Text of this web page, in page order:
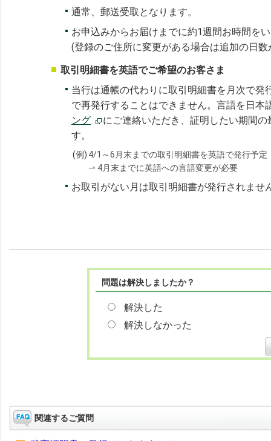
通常、郵送受取となります。
お申込みからお届けまでに約1週間お時間を
(登録のご住所に変更がある場合は追加の日
取引明細書を英語でご希望のお客さま
当行は通帳の代わりに取引明細書を月次で
で再発行することはできません。言語を日
ング
にご連絡いただき、証明したい期間
す。
(例) 4/1～6月末までの取引明細書を英語で発行予定
⇀ 4月末までに英語への言語変更が必要
お取引がない月は取引明細書が発行されま
問題は解決しましたか？
解決した
解決しなかった
関連するご質問